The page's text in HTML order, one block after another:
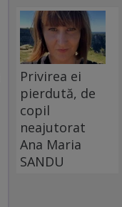
Privirea ei
pierdută, de
copil
neajutorat
Ana Maria
SANDU